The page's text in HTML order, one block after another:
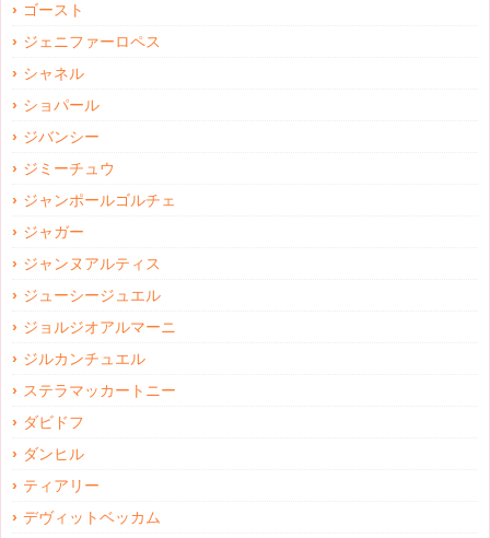
ゴースト
ジェニファーロペス
シャネル
ショパール
ジバンシー
ジミーチュウ
ジャンポールゴルチェ
ジャガー
ジャンヌアルティス
ジューシージュエル
ジョルジオアルマーニ
ジルカンチュエル
ステラマッカートニー
ダビドフ
ダンヒル
ティアリー
デヴィットベッカム